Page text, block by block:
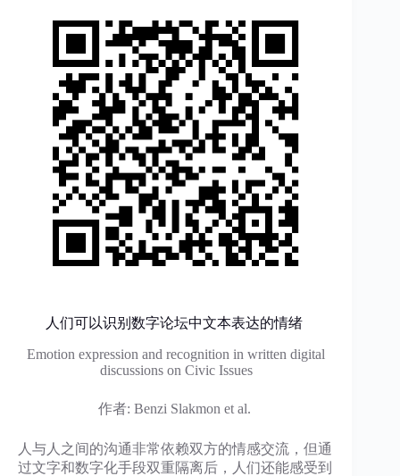
人们可以识别数字论坛中文本表达的情绪
Emotion expression and recognition in written digital
discussions on Civic Issues
作者: Benzi Slakmon et al.
人与人之间的沟通非常依赖双方的情感交流，但通
过文字和数字化手段双重隔离后，人们还能感受到